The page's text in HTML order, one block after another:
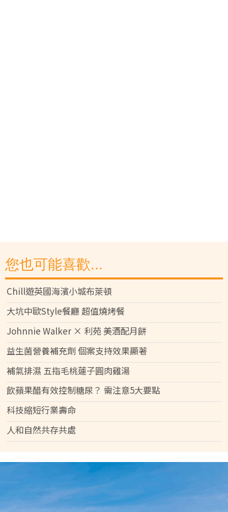
您也可能喜歡...
Chill遊英國海濱小城布萊頓
大坑中歐Style餐廳 超值燒烤餐
Johnnie Walker × 利苑 美酒配月餅
益生菌營養補充劑 個案支持效果顯著
補氣排濕 五指毛桃蓮子圓肉雞湯
飲蘋果醋有效控制糖尿？ 需注意5大要點
科技縮短行業壽命
人和自然共存共處